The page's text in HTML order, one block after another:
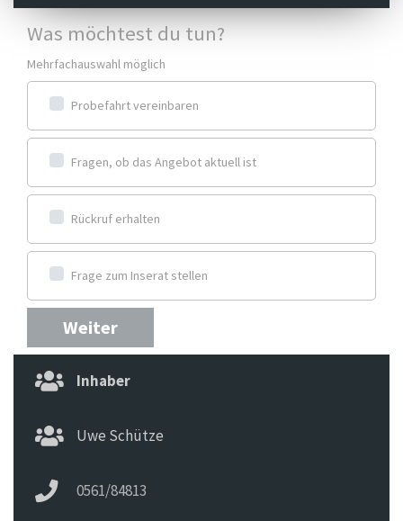
Was möchtest du tun?
Mehrfachauswahl möglich
Probefahrt vereinbaren
Fragen, ob das Angebot aktuell ist
Rückruf erhalten
Frage zum Inserat stellen
Weiter
Inhaber
Uwe Schütze
0561/84813